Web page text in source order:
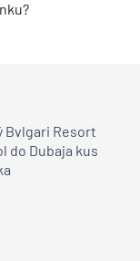
Bvlgari Resort
do Dubaja kus